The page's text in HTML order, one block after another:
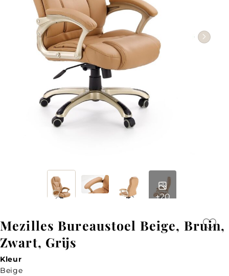
+20
Mezilles Bureaustoel Beige, Bruin,
Zwart, Grijs
Kleur
Beige